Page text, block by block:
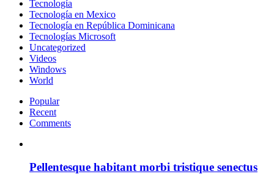
Tecnología
Tecnología en Mexico
Tecnología en República Dominicana
Tecnologías Microsoft
Uncategorized
Videos
Windows
World
Popular
Recent
Comments
Pellentesque habitant morbi tristique senectus